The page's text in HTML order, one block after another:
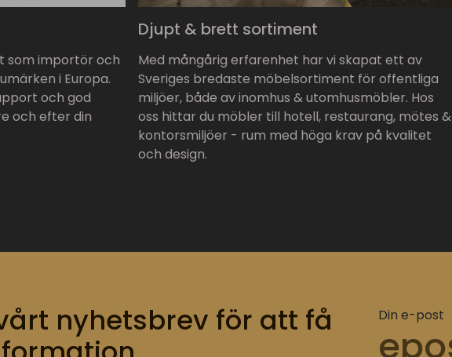
som importör och
i Europa.
och god
och efter din
Djupt & brett sortiment
Med mångårig erfarenhet har vi skapat ett av
Sveriges bredaste möbelsortiment för offentliga
miljöer, både av inomhus & utomhusmöbler. Hos
oss hittar du möbler till hotell, restaurang, mötes &
kontorsmiljöer - rum med höga krav på kvalitet
och design.
nyhetsbrev för att få
Din e-post